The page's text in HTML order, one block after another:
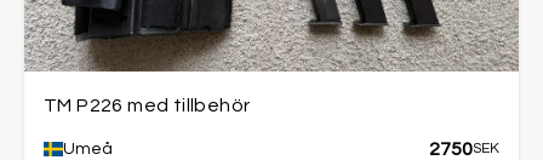
TM P226 med tillbehör
Umeå 2750SEK